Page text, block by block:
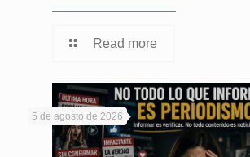
Read more
5 de agosto de 2026